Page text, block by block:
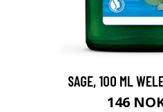
SAGE, 100 ML
146